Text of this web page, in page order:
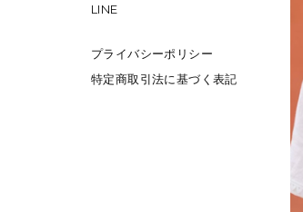
LINE
プライバシーポリシー
特定商取引法に基づく表記